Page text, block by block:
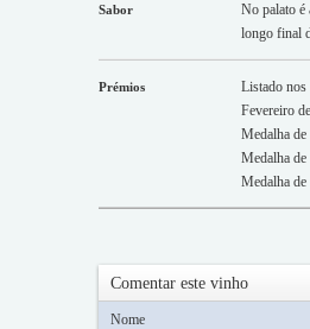
Sabor
No palato é
longo final
Prémios
Listado nos
Fevereiro
Medalha
Medalha
Medalha
Comentar este vinho
Nome